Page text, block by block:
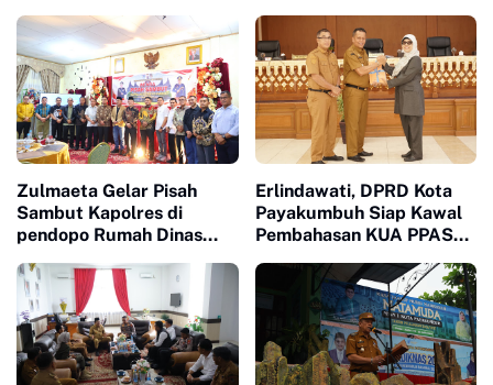
Zulmaeta Gelar Pisah
Sambut Kapolres di
pendopo Rumah Dinas
Erlindawati, DPRD Kota
Payakumbuh Siap Kawal
Pembahasan KUA PPAS